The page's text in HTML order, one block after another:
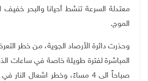
معتدلة السرعة تنشط أحيانا والبحر
الموج.
وحذرت دائرة الأرصاد الجوية، من خطر
صباحاً الى 4 مساءً، وخطر اشعال